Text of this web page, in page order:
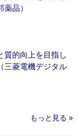
品）
質的向上を目指し
三菱電機デジタル
もっと見る »